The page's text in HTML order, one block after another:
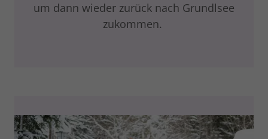
um dann wieder zurück nach Grundlsee
zukommen.